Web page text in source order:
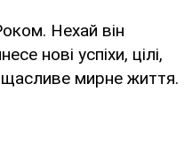
Нехай він
нові успіхи, цілі,
щасливе мирне життя.